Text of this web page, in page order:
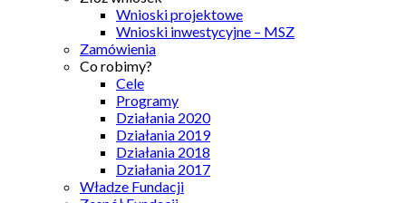
Wnioski projektowe
Wnioski inwestycyjne – MSZ
Zamówienia
Co robimy?
Cele
Programy
Działania 2020
Działania 2019
Działania 2018
Działania 2017
Władze Fundacji